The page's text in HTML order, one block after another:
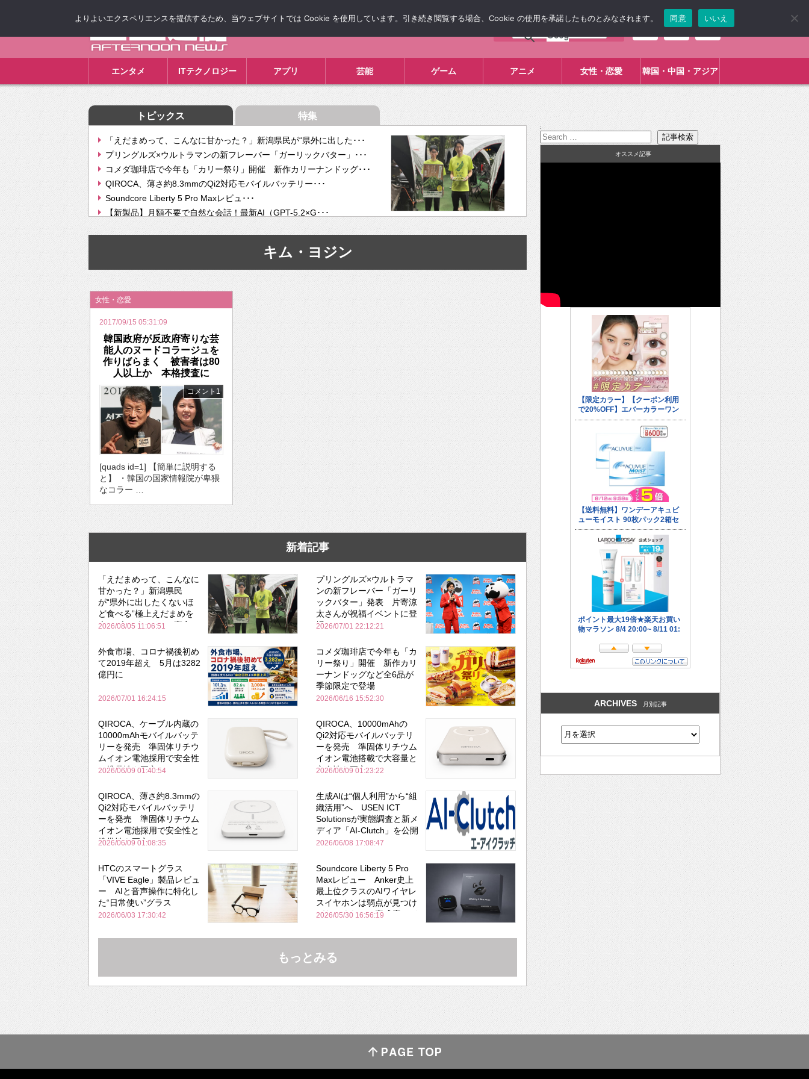
エンタメ ITテクノロジー アプリ 芸能 ゲーム アニメ 女性・恋愛 韓国・中国・アジア
トピックス 特集
「えだまめって、こんなに甘かった？」新潟県民が“県外に出した･･･
プリングルズ×ウルトラマンの新フレーバー「ガーリックバター」･･･
コメダ珈琲店で今年も「カリー祭り」開催 新作カリーナンドッグ･･･
QIROCA、薄さ約8.3mmのQi2対応モバイルバッテリー･･･
Soundcore Liberty 5 Pro Maxレビュ･･･
【新製品】月額不要で自然な会話！最新AI（GPT-5.2×G･･･
【次世代の没入感と生産性】VITURE Luma Ultra･･･
挫折率8割の壁をAIで突破。ジャストシステム、”自分が今話し･･･
2026年のバレンタインは「自分で作って、想いを渡す」 TE･･･
キム・ヨジン
女性・恋愛
2017/09/15 05:31:09
韓国政府が反政府寄りな芸
能人のヌードコラージュを
作りばらまく 被害者は80
人以上か 本格捜査に
コメント1
[quads id=1] 【簡単に説明する
と】 ・韓国の国家情報院が卑猥
なコラー …
新着記事
「えだまめって、こんなに
甘かった？」新潟県民
が“県外に出したくないほ
ど食べる”極上えだまめを
森のビアガーデンで実食
2026/08/05 11:06:51
プリングルズ×ウルトラマ
ンの新フレーバー「ガーリ
ックバター」発表 片寄涼
太さんが祝福イベントに登
場
2026/07/01 22:12:21
外食市場、コロナ禍後初め
て2019年超え 5月は3282
億円に
2026/07/01 16:24:15
コメダ珈琲店で今年も「カ
リー祭り」開催 新作カリ
ーナンドッグなど全6品が
季節限定で登場
2026/06/16 15:52:30
QIROCA、ケーブル内蔵の
10000mAhモバイルバッテ
リーを発売 準固体リチウ
ムイオン電池採用で安全性
と携帯性を両立
2026/06/09 01:40:54
QIROCA、10000mAhの
Qi2対応モバイルバッテリ
ーを発売 準固体リチウム
イオン電池搭載で大容量と
安全性を両立
2026/06/09 01:23:22
QIROCA、薄さ約8.3mmの
Qi2対応モバイルバッテリ
ーを発売 準固体リチウム
イオン電池採用で安全性と
携帯性を両立
2026/06/09 01:08:35
生成AIは“個人利用”から“組
織活用”へ USEN ICT
Solutionsが実態調査と新メ
ディア「AI-Clutch」を公開
2026/06/08 17:08:47
HTCのスマートグラス
「VIVE Eagle」製品レビュ
ー AIと音声操作に特化し
た“日常使い”グラス
2026/06/03 17:30:42
Soundcore Liberty 5 Pro
Maxレビュー Anker史上
最上位クラスのAIワイヤレ
スイヤホンは弱点が見つけ
づらいくらいの完成度にび
Bose並み
2026/05/30 16:56:19
もっとみる
:
オススメ記事
ARCHIVES 月別記事
よりよいエクスペリエンスを提供するため、当ウェブサイトでは Cookie を使用しています。引き続き閲覧する場合、Cookie の使用を承諾したものとみなされます。 同意 いいえ